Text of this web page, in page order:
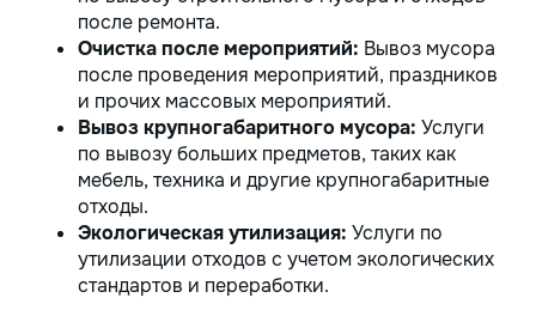
после ремонта.
Очистка после мероприятий: Вывоз мусора
после проведения мероприятий, праздников
и прочих массовых мероприятий.
Вывоз крупногабаритного мусора: Услуги
по вывозу больших предметов, таких как
мебель, техника и другие крупногабаритные
отходы.
Экологическая утилизация: Услуги по
утилизации отходов с учетом экологических
стандартов и переработки.